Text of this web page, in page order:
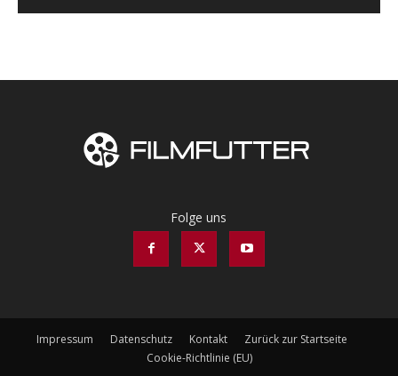
Folge uns
Impressum Datenschutz Kontakt
Zurück zur Startseite
Cookie-Richtlinie (EU)